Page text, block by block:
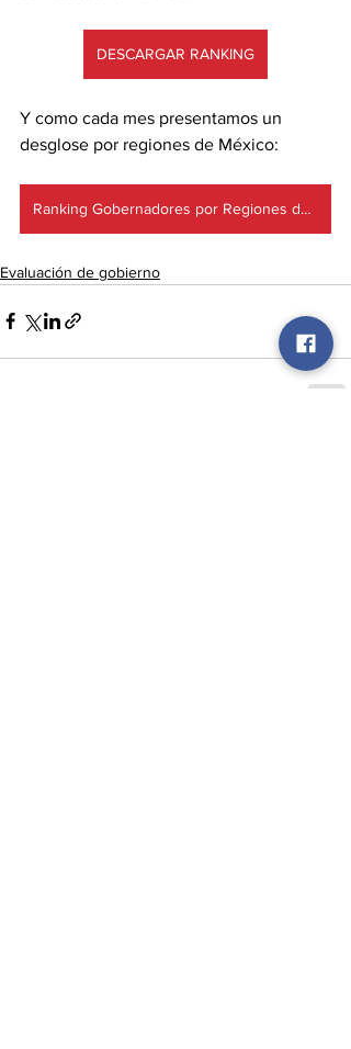
DESCARGAR RANKING
Y como cada mes presentamos un
desglose por regiones de México:
Ranking Gobernadores por Regiones de México
Evaluación de gobierno